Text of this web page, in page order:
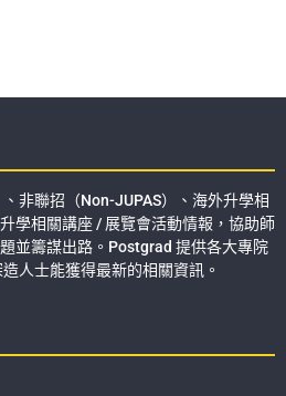
非聯招（Non-JUPAS）、海外升學相
學相關講座 / 展覽會活動情報，協助師
並籌謀出路。Postgrad 提供各大專院
人士能獲得最新的相關資訊。